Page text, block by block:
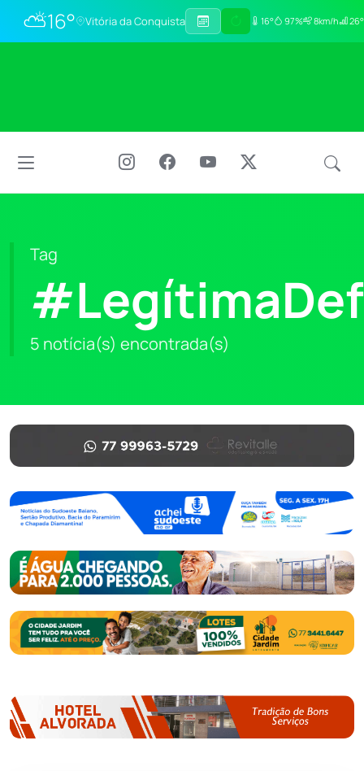
⛅16° Vitória da Conquista 16° 97% 8km/h
Tag
5 notícia(s) encontrada(s)